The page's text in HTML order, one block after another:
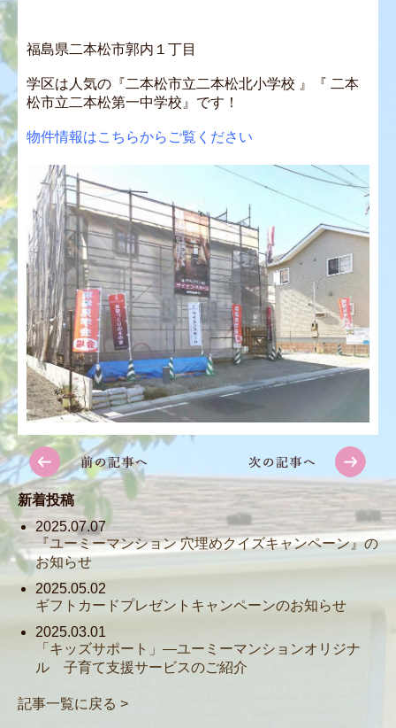
福島県二本松市郭内１丁目
学区は人気の『二本松市立二本松北小学校 』『 二本
松市立二本松第一中学校』です！
物件情報はこちらからご覧ください
新着投稿
2025.07.07
『ユーミーマンション 穴埋めクイズキャンペーン』の
お知らせ
2025.05.02
ギフトカードプレゼントキャンペーンのお知らせ
2025.03.01
「キッズサポート」―ユーミーマンションオリジナ
ル 子育て支援サービスのご紹介
記事一覧に戻る >